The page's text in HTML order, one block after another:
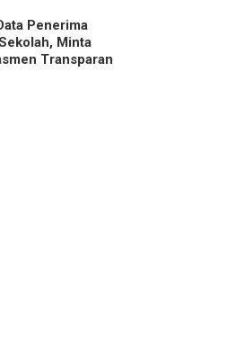
Penerima
Minta
Transparan